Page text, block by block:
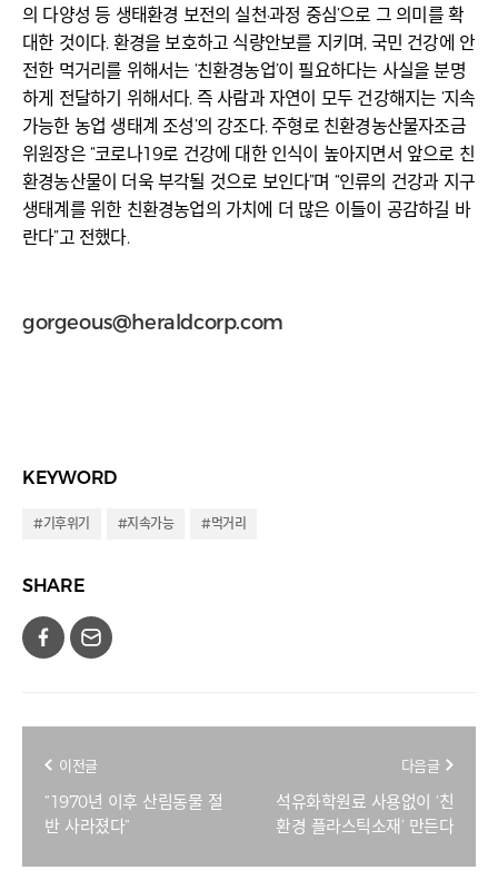
의 다양성 등 생태환경 보전의 실천·과정 중심’으로 그 의미를 확
대한 것이다. 환경을 보호하고 식량안보를 지키며, 국민 건강에 안
전한 먹거리를 위해서는 ‘친환경농업’이 필요하다는 사실을 분명
하게 전달하기 위해서다. 즉 사람과 자연이 모두 건강해지는 ‘지속
가능한 농업 생태계 조성’의 강조다. 주형로 친환경농산물자조금
위원장은 “코로나19로 건강에 대한 인식이 높아지면서 앞으로 친
환경농산물이 더욱 부각될 것으로 보인다”며 “인류의 건강과 지구
생태계를 위한 친환경농업의 가치에 더 많은 이들이 공감하길 바
란다”고 전했다.
gorgeous@heraldcorp.com
KEYWORD
#기후위기 #지속가능 #먹거리
SHARE
이전글
“1970년 이후 산림동물 절
반 사라졌다”
다음글
석유화학원료 사용없이 ‘친
환경 플라스틱소재’ 만든다